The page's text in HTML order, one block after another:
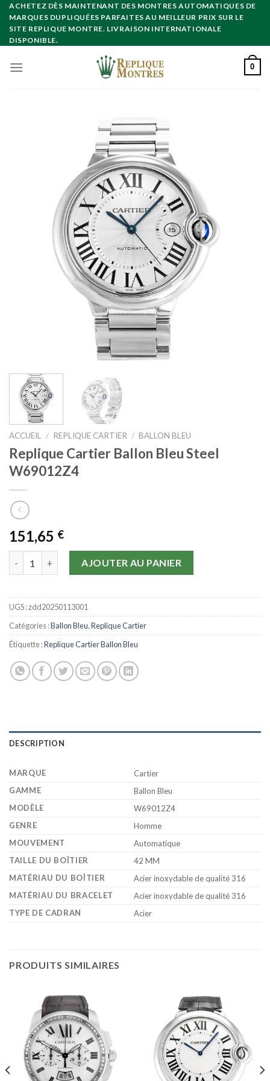
Skip
content
ACHETEZ DÈS MAINTENANT DES MONTRES AUTOMATIQUES DE
MARQUES DUPLIQUÉES PARFAITES AU MEILLEUR PRIX SUR LE
SITE REPLIQUE MONTRE. LIVRAISON INTERNATIONALE
DISPONIBLE.
0
ACCUEIL / REPLIQUE CARTIER / BALLON BLEU
Replique Cartier Ballon Bleu Steel
W69012Z4
151,65 €
AJOUTER AU PANIER
UGS :zdd20250113001
Catégories :Ballon Bleu,Replique Cartier
Étiquette :Replique Cartier Ballon Bleu
DESCRIPTION
MARQUE
Cartier
GAMME
Ballon Bleu
MODÈLE
W69012Z4
GENRE
Homme
MOUVEMENT
Automatique
TAILLE DU BOÎTIER
42 MM
MATÉRIAU DU BOÎTIER
Acier inoxydable de qualité 316
MATÉRIAU DU BRACELET
Acier inoxydable de qualité 316
TYPE DE CADRAN
Acier
PRODUITS SIMILAIRES